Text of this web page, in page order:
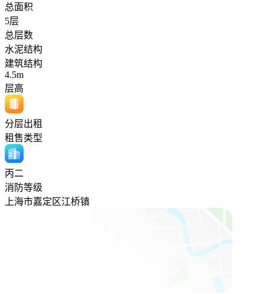
总面积
5层
总层数
水泥结构
建筑结构
4.5m
层高
分层出租
租售类型
丙二
消防等级
上海市嘉定区江桥镇